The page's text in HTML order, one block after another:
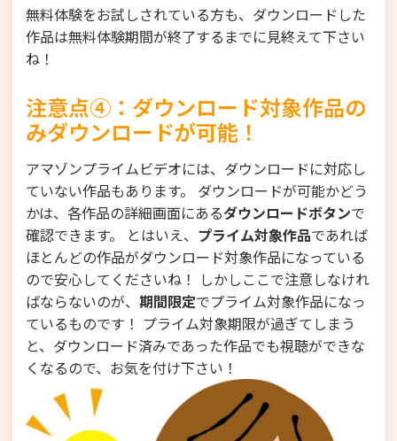
無料体験をお試しされている方も、ダウンロードした
作品は無料体験期間が終了するまでに見終えて下さい
ね！
注意点④：ダウンロード対象作品の
みダウンロードが可能！
アマゾンプライムビデオには、ダウンロードに対応し
ていない作品もあります。 ダウンロードが可能かどう
かは、各作品の詳細画面にあるダウンロードボタンで
確認できます。 とはいえ、 プライム対象作品であれば
ほとんどの作品がダウンロード対象作品になっている
ので安心してくださいね！ しかしここで注意しなけれ
ばならないのが、 期間限定でプライム対象作品になっ
ているものです！ プライム対象期限が過ぎてしまう
と、ダウンロード済みであった作品でも視聴ができな
くなるので、お気を付け下さい！